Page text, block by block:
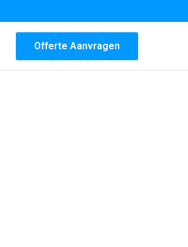
Offerte Aanvragen